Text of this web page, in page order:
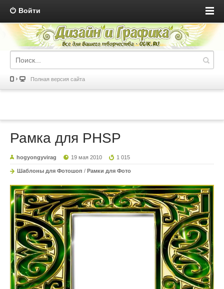
Войти
Полная версия сайта
Рамка для PHSP
hogyongyvirag 19 мая 2010 1 015
Шаблоны для Фотошоп / Рамки для Фото